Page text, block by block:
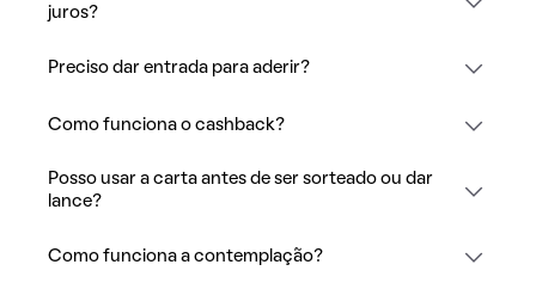
juros?
Preciso dar entrada para aderir?
Como funciona o cashback?
Posso usar a carta antes de ser sorteado ou dar
lance?
Como funciona a contemplação?